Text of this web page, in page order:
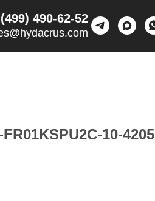
490-62-52
10-4205